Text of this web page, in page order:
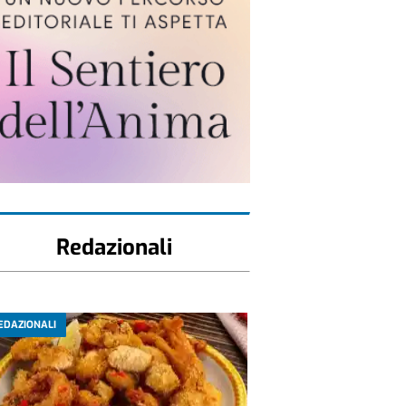
Redazionali